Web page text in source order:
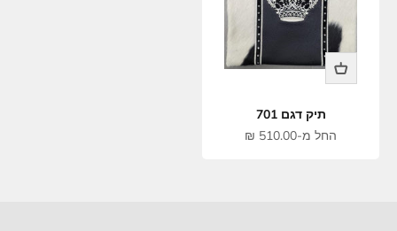
תיק דגם 701
מחיר מבצע
החל מ-510.00 ₪